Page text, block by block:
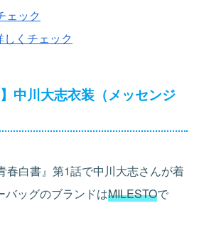
ェック
くチェック
中川大志衣装（メッセンジ
春白書』第1話で中川大志さんが着
バッグのブランドはMILESTOで